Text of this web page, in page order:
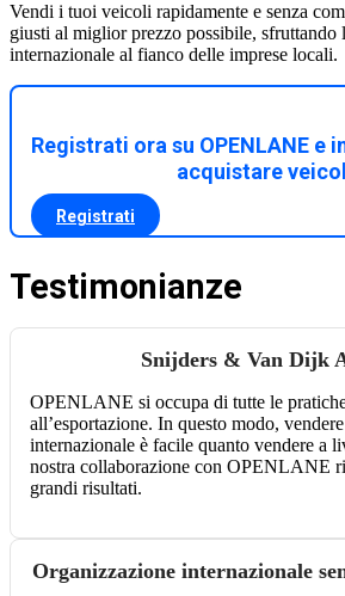
Vendi i tuoi veicoli rapidamente e senza
giusti al miglior prezzo possibile, sfruttando
internazionale al fianco delle imprese locali.
Registrati ora su OPENLANE e
acquistare
Registrati
Testimonianze
Snijders & Van Dijk
OPENLANE si occupa di tutte le
all’esportazione. In questo modo,
internazionale è facile quanto vendere a
nostra collaborazione con OPENLANE
grandi risultati.
Organizzazione internazionale